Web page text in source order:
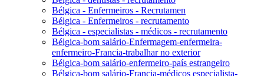
Bélgica - Enfermeiros - Recrutamen
Bélgica - Enfermeiros - recrutamento
Bélgica - especialistas - médicos - recrutamento
Bélgica-bom salário-Enfermagem-enfermeira-
enfermeiro-Francia-trabalhar no exterior
Bélgica-bom salário-enfermeiro-país estrangeiro
Bélgica-bom salário-Francia-médicos especialista-